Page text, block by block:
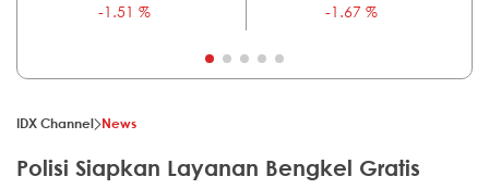
-1.51 %
-1.67 %
IDX Channel News
Polisi Siapkan Layanan Bengkel Gratis